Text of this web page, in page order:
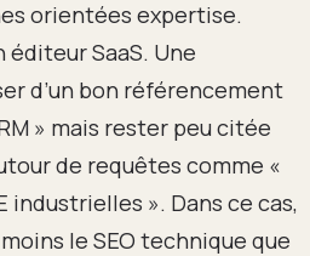
orientées expertise.
éditeur SaaS. Une
d’un bon référencement
» mais rester peu citée
de requêtes comme «
industrielles ». Dans ce cas,
le SEO technique que